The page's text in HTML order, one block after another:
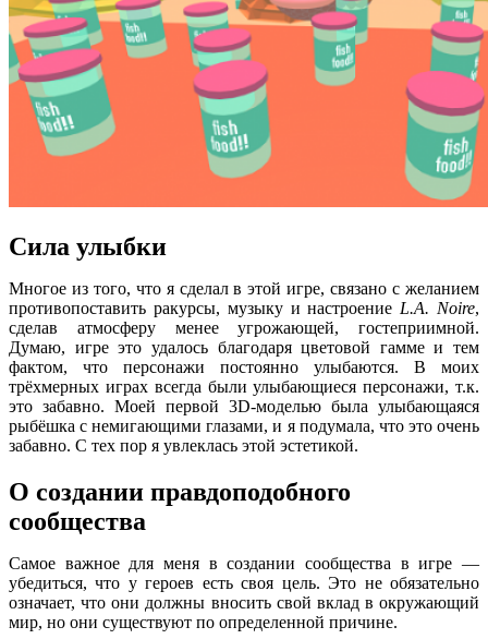
Сила улыбки
Многое из того, что я сделал в этой игре, связано с желанием
противопоставить ракурсы, музыку и настроениеL.A. Noire,
сделав атмосферу менее угрожающей, гостеприимной.
Думаю, игре это удалось благодаря цветовой гамме и тем
фактом, что персонажи постоянно улыбаются. В моих
трёхмерных играх всегда были улыбающиеся персонажи, т.к.
это забавно. Моей первой 3D-моделью была улыбающаяся
рыбёшка с немигающими глазами, и я подумала, что это очень
забавно. С тех пор я увлеклась этой эстетикой.
О создании правдоподобного
сообщества
Самое важное для меня в создании сообщества в игре —
убедиться, что у героев есть своя цель. Это не обязательно
означает, что они должны вносить свой вклад в окружающий
мир, но они существуют по определенной причине.